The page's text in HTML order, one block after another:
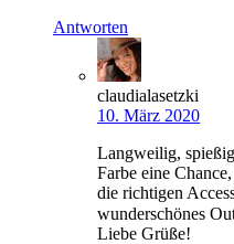
Antworten
claudialasetzki
10. März 2020
Langweilig,
Farbe eine
die richtigen
wunderschönes
Liebe Grüße!